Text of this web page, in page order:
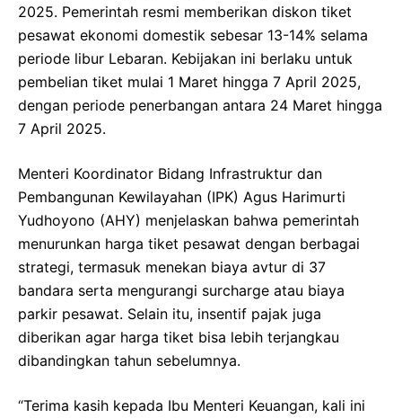
2025. Pemerintah resmi memberikan diskon tiket
pesawat ekonomi domestik sebesar 13-14% selama
periode libur Lebaran. Kebijakan ini berlaku untuk
pembelian tiket mulai 1 Maret hingga 7 April 2025,
dengan periode penerbangan antara 24 Maret hingga
7 April 2025.
Menteri Koordinator Bidang Infrastruktur dan
Pembangunan Kewilayahan (IPK) Agus Harimurti
Yudhoyono (AHY) menjelaskan bahwa pemerintah
menurunkan harga tiket pesawat dengan berbagai
strategi, termasuk menekan biaya avtur di 37
bandara serta mengurangi surcharge atau biaya
parkir pesawat. Selain itu, insentif pajak juga
diberikan agar harga tiket bisa lebih terjangkau
dibandingkan tahun sebelumnya.
“Terima kasih kepada Ibu Menteri Keuangan, kali ini